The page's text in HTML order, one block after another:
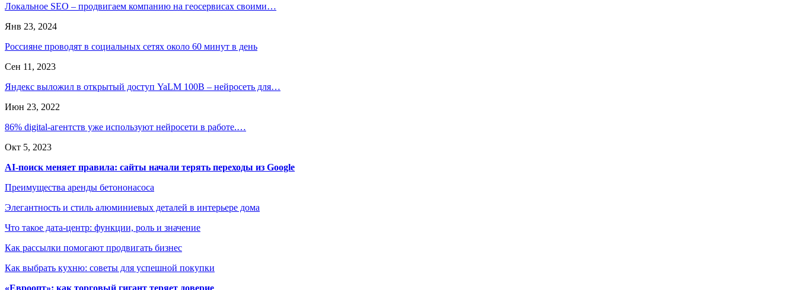
Локальное SEO – продвигаем компанию на геосервисах своими…
Янв 23, 2024
Россияне проводят в социальных сетях около 60 минут в день
Сен 11, 2023
Яндекс выложил в открытый доступ YaLM 100B – нейросеть для…
Июн 23, 2022
86% digital-агентств уже используют нейросети в работе.…
Окт 5, 2023
AI-поиск меняет правила: сайты начали терять переходы из Google
Преимущества аренды бетононасоса
Элегантность и стиль алюминиевых деталей в интерьере дома
Что такое дата-центр: функции, роль и значение
Как рассылки помогают продвигать бизнес
Как выбрать кухню: советы для успешной покупки
«Евроопт»: как торговый гигант теряет доверие